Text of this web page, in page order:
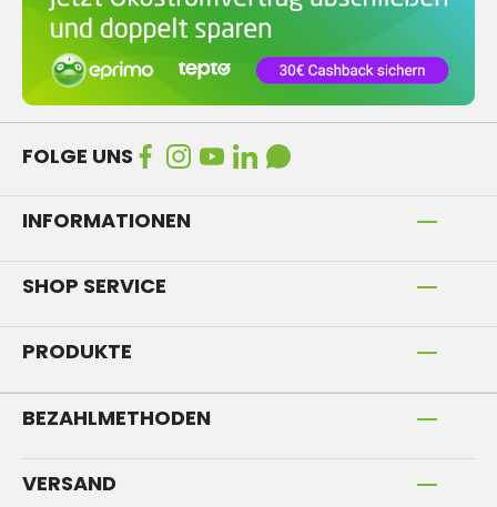
FOLGE UNS
INFORMATIONEN
SHOP SERVICE
PRODUKTE
BEZAHLMETHODEN
VERSAND